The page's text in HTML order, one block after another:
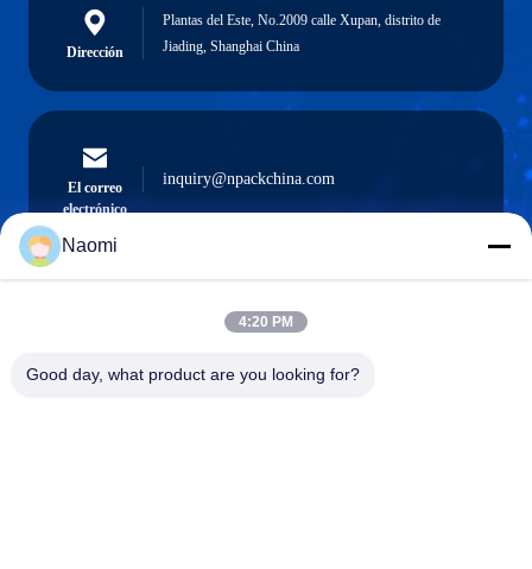
Dirección
Plantas del Este, No.2009 calle Xupan, distrito de
Jiading, Shanghai China
El correo
electrónico
inquiry@npackchina.com
0086-21-66035560
Naomi
4:20 PM
Good day, what product are you looking for?